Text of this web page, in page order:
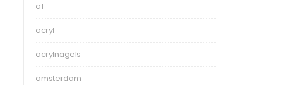
a1
acryl
acrylnagels
amsterdam